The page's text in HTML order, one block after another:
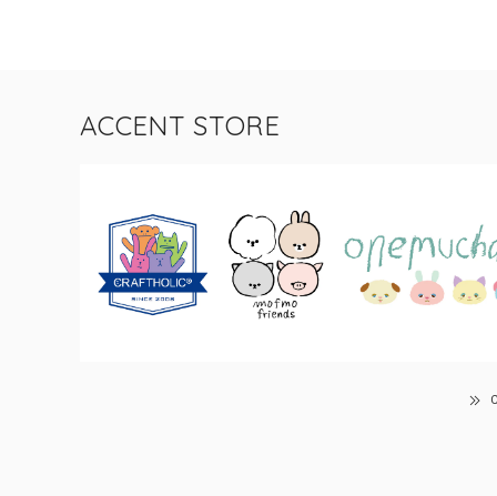
ACCENT STORE